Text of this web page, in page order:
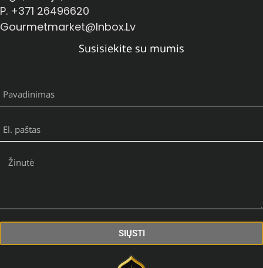
P. +371 26496620
Gourmetmarket@inbox.lv
Susisiekite su mumis
SIŲSTI